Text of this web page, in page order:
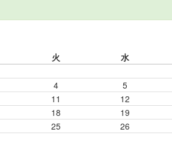
火 水
4 5
11 12
18 19
25 26